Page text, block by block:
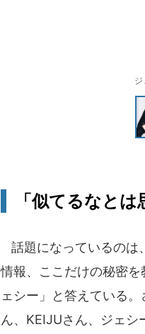
「似てるなと
話題になっているのは
情報、ここだけの秘密
ェシー」と答えている
ん、KEIJUさん、ジェシ